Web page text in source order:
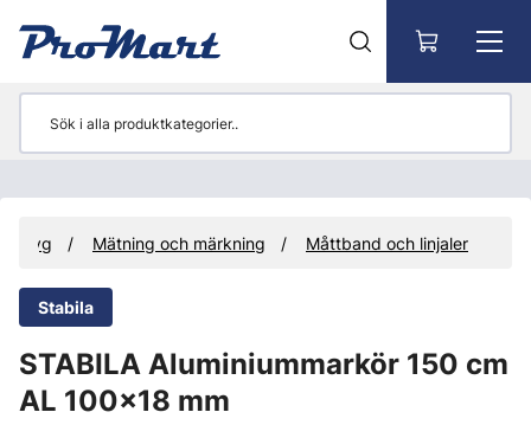
Mätning och märkning Måttband och linjaler
Stabila
STABILA Aluminiummarkör 150 cm
AL 100x18 mm